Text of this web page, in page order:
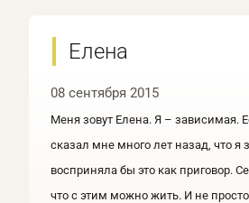
Елена
08 сентября 2015
Меня зовут Елена. Я – зависимая.
сказал мне много лет назад, что я
восприняла бы это как приговор.
что с этим можно жить. И не